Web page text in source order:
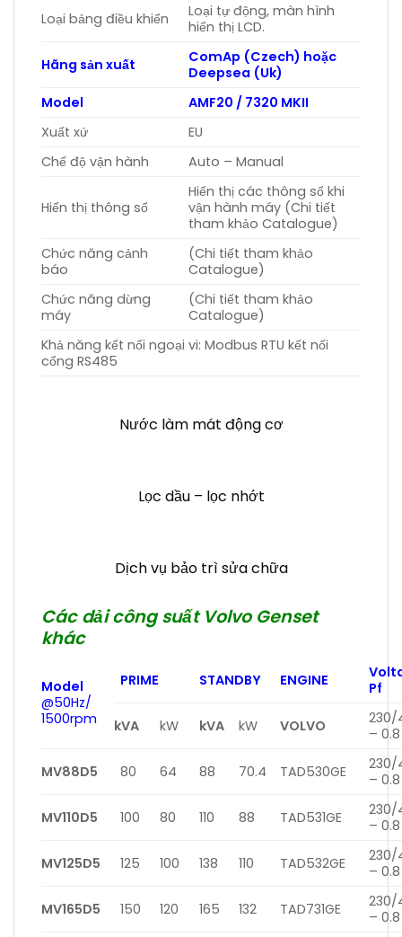
Loại bảng điều khiển
Loại tự động, màn hình
hiển thị LCD.
Hãng sản xuất
ComAp (Czech) hoặc
Deepsea (Uk)
Model
AMF20 / 7320 MKII
Xuất xứ
EU
Chế độ vận hành
Auto – Manual
Hiển thị thông số
Hiển thị các thông số khi
vận hành máy (Chi tiết
tham khảo Catalogue)
Chức năng cảnh
báo
(Chi tiết tham khảo
Catalogue)
Chức năng dừng
máy
(Chi tiết tham khảo
Catalogue)
Khả năng kết nối ngoại vi: Modbus RTU kết nối
cổng RS485
Nước làm mát động cơ
Lọc dầu – lọc nhớt
Dịch vụ bảo trì sửa chữa
Các dải công suất Volvo Genset
khác
Model
@50Hz/
1500rpm
PRIME STANDBY ENGINE
Pf
kVA kW kVA kW VOLVO
230/
– 0.8
MV88D5 80 64 88 70.4 TAD530GE
230/
– 0.8
MV110D5 100 80 110 88 TAD531GE
230/
– 0.8
MV125D5 125 100 138 110 TAD532GE
230/
– 0.8
MV165D5 150 120 165 132 TAD731GE
230/
– 0.8